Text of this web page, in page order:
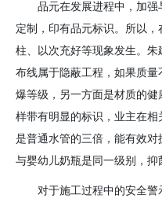
品元在发展进程中，加
定制，印有品元标识。所以
柱、以次充好等现象发生。
布线属于隐蔽工程，如果质
爆等级，另一方面是材质的
样带有明显的标识，业主在
是普通水管的三倍，能有效
与婴幼儿奶瓶是同一级别，抑
对于施工过程中的安全